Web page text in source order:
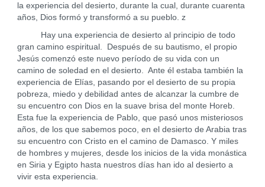
la experiencia del desierto, durante la cual, durante cuarenta
años, Dios formó y transformó a su pueblo. z
Hay una experiencia de desierto al principio de todo
gran camino espiritual. Después de su bautismo, el propio
Jesús comenzó este nuevo período de su vida con un
camino de soledad en el desierto. Ante él estaba también la
experiencia de Elías, pasando por el desierto de su propia
pobreza, miedo y debilidad antes de alcanzar la cumbre de
su encuentro con Dios en la suave brisa del monte Horeb.
Esta fue la experiencia de Pablo, que pasó unos misteriosos
años, de los que sabemos poco, en el desierto de Arabia tras
su encuentro con Cristo en el camino de Damasco. Y miles
de hombres y mujeres, desde los inicios de la vida monástica
en Siria y Egipto hasta nuestros días han ido al desierto a
vivir esta experiencia.